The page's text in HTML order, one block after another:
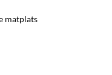
matplats